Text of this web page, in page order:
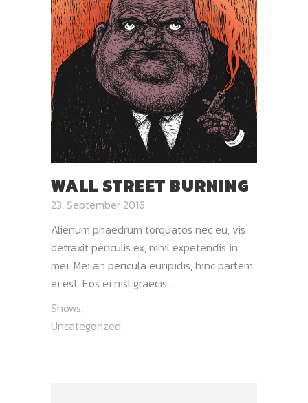
WALL STREET BURNING
23. September 2016
Alienum phaedrum torquatos nec eu, vis
detraxit periculis ex, nihil expetendis in
mei. Mei an pericula euripidis, hinc partem
ei est. Eos ei nisl graecis....
Shows,
Uncategorized